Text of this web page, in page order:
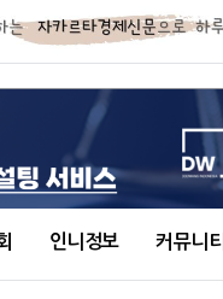
인니정보 커뮤니티